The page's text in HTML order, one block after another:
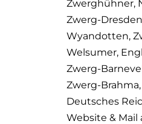
Zwerghühner,
Zwerg-
Wyandotten,
Welsumer,
Zwerg-
Zwerg-
Deutsches
Website &